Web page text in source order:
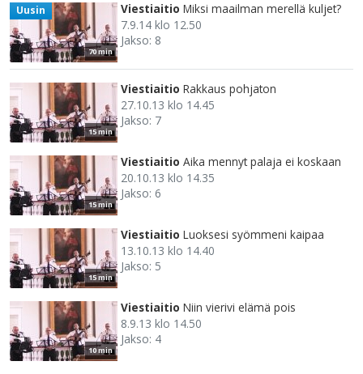
70 min
Uusin Viestiaitio Miksi maailman merellä kuljet?
7.9.14 klo 12.50
Jakso: 8
15 min
Viestiaitio Rakkaus pohjaton
27.10.13 klo 14.45
Jakso: 7
15 min
Viestiaitio Aika mennyt palaja ei koskaan
20.10.13 klo 14.35
Jakso: 6
15 min
Viestiaitio Luoksesi syömmeni kaipaa
13.10.13 klo 14.40
Jakso: 5
10 min
Viestiaitio Niin vierivi elämä pois
8.9.13 klo 14.50
Jakso: 4